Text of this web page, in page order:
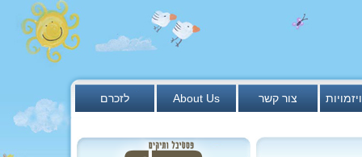
לזכרם About Us צור קשר